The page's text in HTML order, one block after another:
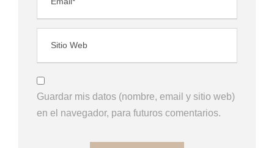
Guardar mis datos (nombre, email y sitio web)
en el navegador, para futuros comentarios.